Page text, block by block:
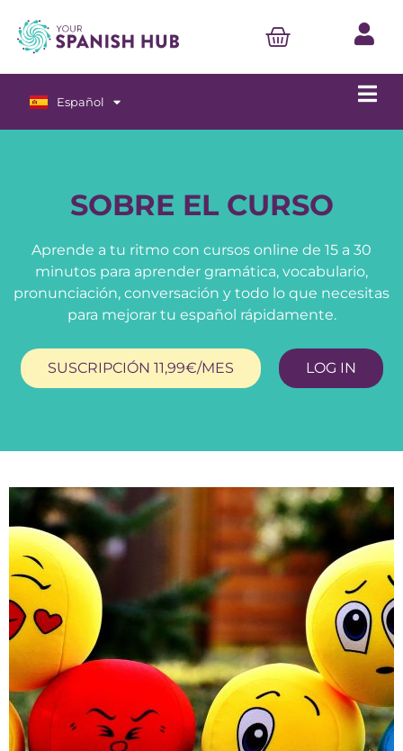
Español
English
SOBRE EL CURSO
Aprende a tu ritmo con cursos online de 15 a 30
minutos para aprender gramática, vocabulario,
pronunciación, conversación y todo lo que necesitas
para mejorar tu español rápidamente.
SUSCRIPCIÓN 11,99€/MES LOG IN